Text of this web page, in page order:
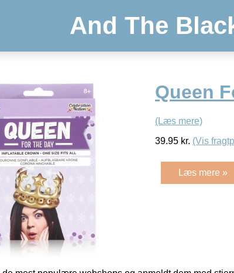
And The
Queen
(Læs mere)
39.95 kr. (Vis
Læs mere »